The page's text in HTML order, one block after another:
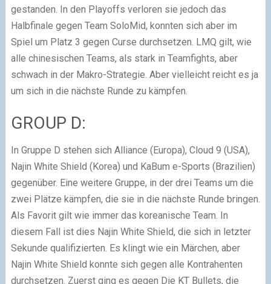
gestanden. In den Playoffs verloren sie jedoch das
Halbfinale gegen Team SoloMid, konnten sich aber im
Spiel um Platz 3 gegen Curse durchsetzen. LMQ gilt, wie
alle chinesischen Teams, als stark in Teamfights, aber
schwach in der Makro-Strategie. Aber vielleicht reicht es ja
um sich in die nächste Runde zu kämpfen.
GROUP D:
In Gruppe D stehen sich Alliance (Europa), Cloud 9 (USA),
Najin White Shield (Korea) und KaBum e-Sports (Brazilien)
gegenüber. Eine weitere Gruppe, in der drei Teams um die
zwei Plätze kämpfen, die sie in die nächste Runde bringen.
Als Favorit gilt wie immer das koreanische Team. In
diesem Fall ist dies Najin White Shield, die sich in letzter
Sekunde qualifizierten. Es klingt wie ein Märchen, aber
Najin White Shield konnte sich gegen alle Kontrahenten
durchsetzen. Zuerst ging es gegen Die KT Bullets, die